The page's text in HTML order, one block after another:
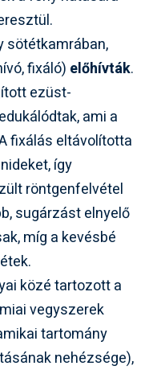
sötétkamrában,
fixáló) előhívták.
ezüst-
ami a
fixálás eltávolította
így
röntgenfelvétel
sugárzást elnyelő
míg a kevésbé
közé tartozott a
vegyszerek
tartomány
nehézsége),